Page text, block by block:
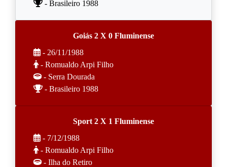
- Brasileiro 1988
Goiás 2 X 0 Fluminense
- 26/11/1988
- Romualdo Arpi Filho
- Serra Dourada
- Brasileiro 1988
Sport 2 X 1 Fluminense
- 7/12/1988
- Romualdo Arpi Filho
- Ilha do Retiro